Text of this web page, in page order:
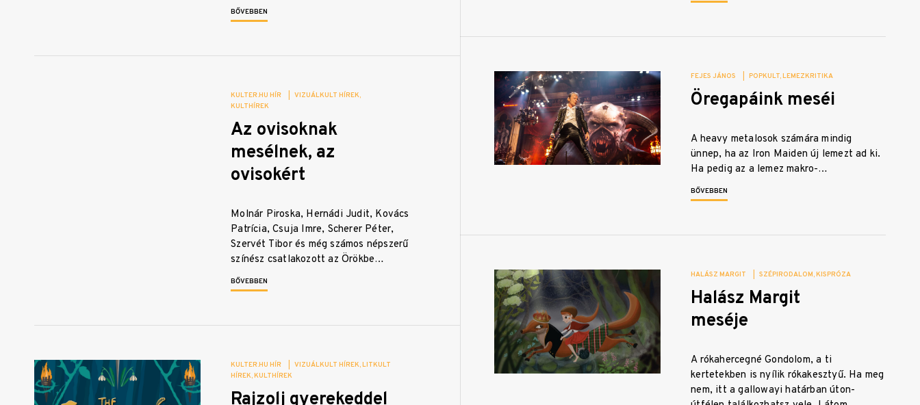
BŐVEBBEN
FEJES JÁNOS POPKULT LEMEZKRITIKA
Öregapáink meséi
A heavy metalosok számára mindig
ünnep, ha az Iron Maiden új lemezt ad ki.
Ha pedig az a lemez makro-…
BŐVEBBEN
KULTER.HU HÍR
VIZUÁLKULT HÍREK
KULTHÍREK
Az ovisoknak
mesélnek, az
ovisokért
Molnár Piroska, Hernádi Judit, Kovács
Patrícia, Csuja Imre, Scherer Péter,
Szervét Tibor és még számos népszerű
színész csatlakozott az Örökbe…
BŐVEBBEN
HALÁSZ MARGIT SZÉPIRODALOM KISPRÓZA
Halász Margit
meséje
A rókahercegné Gondolom, a ti
kertetekben is nyílik rókakesztyű. Ha meg
nem, itt a gallowayi határban úton-
KULTER.HU HÍR VIZUÁLKULT HÍREK LITKULT
HÍREK KULTHÍREK
Rajzolj gyerekeddel